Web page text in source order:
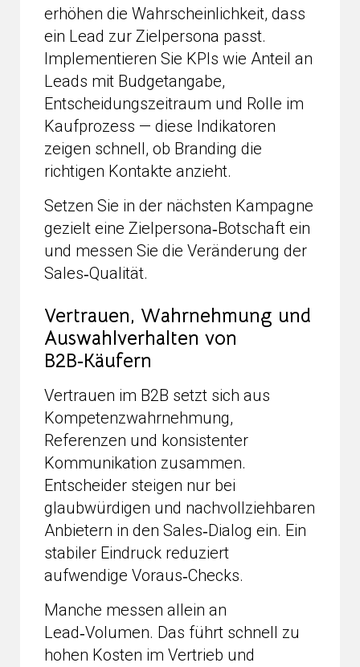
erhöhen die Wahrscheinlichkeit, dass
ein Lead zur Zielpersona passt.
Implementieren Sie KPIs wie Anteil an
Leads mit Budgetangabe,
Entscheidungszeitraum und Rolle im
Kaufprozess — diese Indikatoren
zeigen schnell, ob Branding die
richtigen Kontakte anzieht.
Setzen Sie in der nächsten Kampagne
gezielt eine Zielpersona‑Botschaft ein
und messen Sie die Veränderung der
Sales‑Qualität.
Vertrauen, Wahrnehmung und
Auswahlverhalten von
B2B‑Käufern
Vertrauen im B2B setzt sich aus
Kompetenzwahrnehmung,
Referenzen und konsistenter
Kommunikation zusammen.
Entscheider steigen nur bei
glaubwürdigen und nachvollziehbaren
Anbietern in den Sales‑Dialog ein. Ein
stabiler Eindruck reduziert
aufwendige Voraus‑Checks.
Manche messen allein an
Lead‑Volumen. Das führt schnell zu
hohen Kosten im Vertrieb und